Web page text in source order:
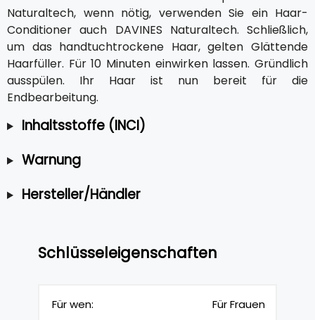
Naturaltech, wenn nötig, verwenden Sie ein Haar-
Conditioner auch DAVINES Naturaltech. Schließlich,
um das handtuchtrockene Haar, gelten Glättende
Haarfüller. Für 10 Minuten einwirken lassen. Gründlich
ausspülen. Ihr Haar ist nun bereit für die
Endbearbeitung.
Inhaltsstoffe (INCI)
Warnung
Hersteller/Händler
Schlüsseleigenschaften
Für wen: Für Frauen